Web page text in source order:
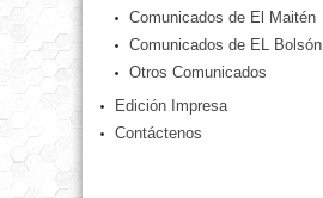
Comunicados de El Maitén
Comunicados de EL Bolsón
Otros Comunicados
Edición Impresa
Contáctenos